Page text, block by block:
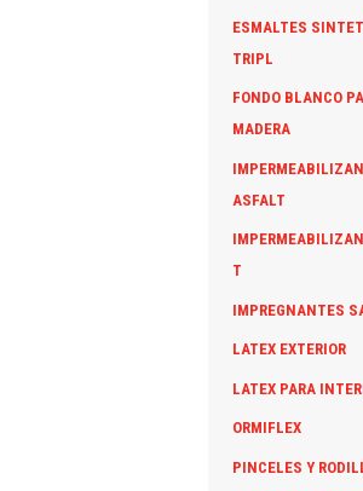
ESMALTES
TRIPL
FONDO BLANCO
MADERA
ASFALT
T
IMPREGNANTES
LATEX EXTERIOR
LATEX PARA
ORMIFLEX
PINCELES Y